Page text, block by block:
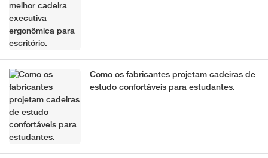
Como os fabricantes projetam cadeiras de
estudo confortáveis ​​para estudantes.